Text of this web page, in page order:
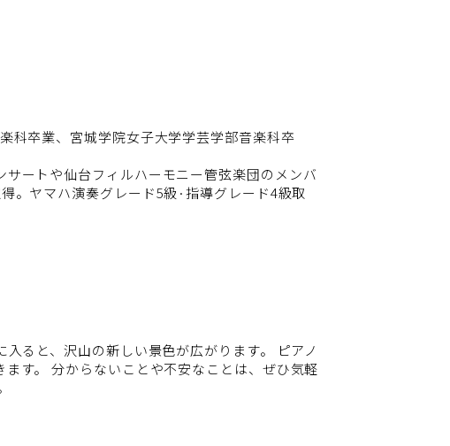
科卒業、宮城学院女子大学学芸学部音楽科卒
ートや仙台フィルハーモニー管弦楽団のメンバ
。ヤマハ演奏グレード5級·指導グレード4級取
ると、沢山の新しい景色が広がります。 ピアノ
す。 分からないことや不安なことは、ぜひ気軽